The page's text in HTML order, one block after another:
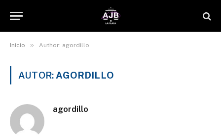
Inicio » Author: agordillo
AUTOR: AGORDILLO
agordillo